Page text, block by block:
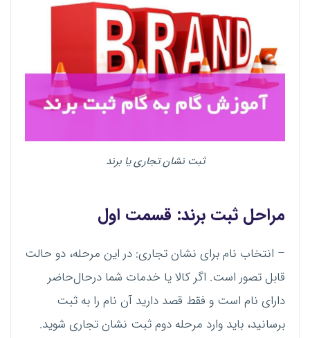
ثبت نشان تجاری یا برند
مراحل ثبت برند: قسمت اول
– انتخاب نام برای نشان تجاری: در این مرحله، دو حالت
قابل تصور است. اگر کالا یا خدمات شما درحال‌حاضر
دارای نام است و فقط قصد دارید آن نام را به ثبت
برسانید، باید وارد مرحله دوم ثبت نشان تجاری شوید.